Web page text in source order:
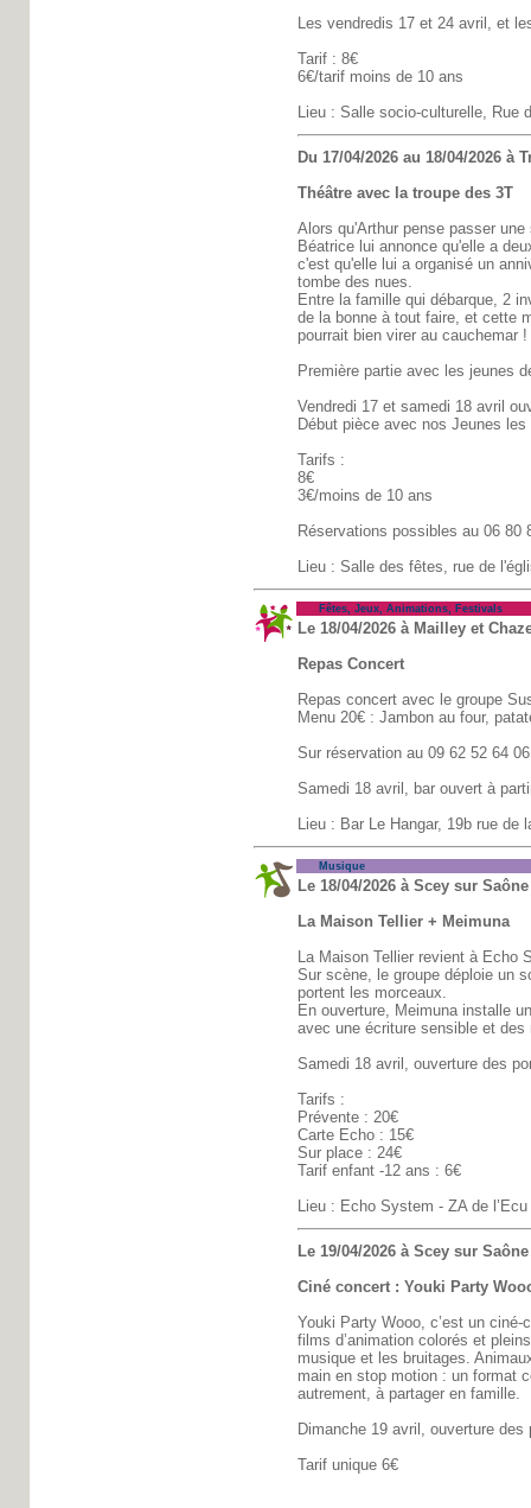
Les vendredis 17 et 24 avril, et
Tarif : 8€
6€/tarif moins de 10 ans
Lieu : Salle socio-culturelle, Rue
Du 17/04/2026 au 18/04/2026 à
Théâtre avec la troupe des 3T
Alors qu'Arthur pense passer
Béatrice lui annonce qu'elle a
c'est qu'elle lui a organisé un
tombe des nues.
Entre la famille qui débarque, 2
de la bonne à tout faire, et cette
pourrait bien virer au cauchemar
Première partie avec les jeunes
Vendredi 17 et samedi 18 avril
Début pièce avec nos Jeunes
Tarifs :
8€
3€/moins de 10 ans
Réservations possibles au 06 80
Lieu : Salle des fêtes, rue de
Fêtes, Jeux, Animations, Festivals
Le 18/04/2026 à Mailley et
Repas Concert
Repas concert avec le groupe
Menu 20€ : Jambon au four,
Sur réservation au 09 62 52 64
Samedi 18 avril, bar ouvert à
Lieu : Bar Le Hangar, 19b rue de
Musique
Le 18/04/2026 à Scey sur
La Maison Tellier + Meimuna
La Maison Tellier revient à Echo
Sur scène, le groupe déploie un
portent les morceaux.
En ouverture, Meimuna installe
avec une écriture sensible et
Samedi 18 avril, ouverture des
Tarifs :
Prévente : 20€
Carte Echo : 15€
Sur place : 24€
Tarif enfant -12 ans : 6€
Lieu : Echo System - ZA de
Le 19/04/2026 à Scey sur
Ciné concert : Youki Party
Youki Party Wooo, c’est un
films d’animation colorés et
musique et les bruitages.
main en stop motion : un format
autrement, à partager en famille.
Dimanche 19 avril, ouverture des
Tarif unique 6€